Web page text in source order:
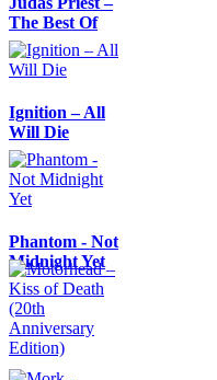
The Best Of
Ignition – All
Will Die
Phantom - Not
Midnight Yet